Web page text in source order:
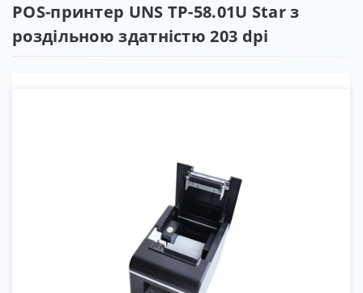
POS-принтер UNS TP-58.01U Star з
роздільною здатністю 203 dpi